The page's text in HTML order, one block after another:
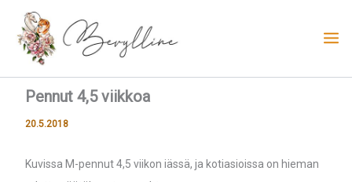
sisältöön
Pennut 4,5 viikkoa
20.5.2018
Kuvissa M-pennut 4,5 viikon iässä, ja kotiasioissa on hieman